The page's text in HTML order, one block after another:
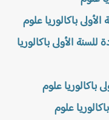
باكالوريا علوم
الأولى باكالوريا
علوم
علوم